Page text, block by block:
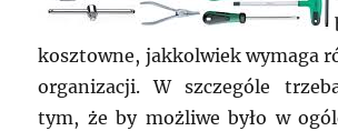
kosztowne, jakkolwiek wymaga
organizacji. W szczególe
tym, że by możliwe było w